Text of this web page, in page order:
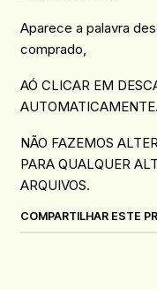
Aparece a palavra
comprado,
AÓ CLICAR EM
AUTOMATICAMENTE.
NÃO FAZEMOS
PARA QUALQUER
ARQUIVOS.
COMPARTILHAR ESTE